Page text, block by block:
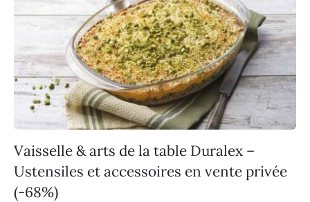
Vaisselle & arts de la table Duralex –
Ustensiles et accessoires en vente privée
(-68%)